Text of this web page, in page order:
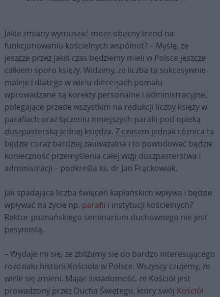
Jakie zmiany wymuszać może obecny trend na
funkcjonowaniu kościelnych wspólnot? – Myślę, że
jeszcze przez jakiś czas będziemy mieli w Polsce jeszcze
całkiem sporo księży. Widzimy, że liczba ta sukcesywnie
maleje i dlatego w wielu diecezjach pomału
wprowadzane są korekty personalne i administracyjne,
polegające przede wszystkim na redukcji liczby księży w
parafiach oraz łączeniu mniejszych parafii pod opieką
duszpasterską jednej księdza. Z czasem jednak różnica ta
będzie coraz bardziej zauważalna i to powodować będzie
konieczność przemyślenia całej wizji duszpasterstwa i
administracji – podkreśla ks. dr Jan Frąckowiak.
Jak spadająca liczba święceń kapłańskich wpływa i będzie
wpływać na życie np. parafii i instytucji kościelnych?
Rektor poznańskiego seminarium duchownego nie jest
pesymistą.
– Wydaje mi się, że zbliżamy się do bardzo interesującego
rozdziału historii Kościoła w Polsce. Wszyscy czujemy, że
wiele się zmieni. Mając świadomość, że Kościół jest
prowadzony przez Ducha Świętego, który swój Kościół